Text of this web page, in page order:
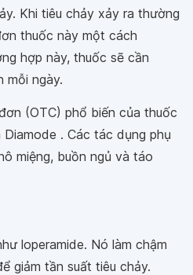
Khi tiêu chảy xảy ra thường
thuốc này một cách
hợp này, thuốc sẽ cần
mỗi ngày.
(OTC) phổ biến của thuốc
. Các tác dụng phụ
miệng, buồn ngủ và táo
loperamide. Nó làm chậm
giảm tần suất tiêu chảy.